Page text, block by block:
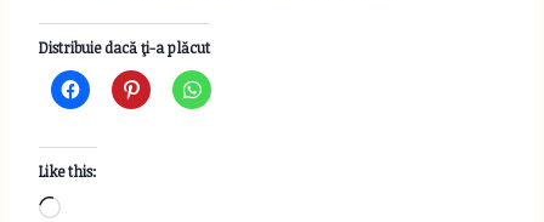
Distribuie dacă ţi-a plăcut
Like this:
Loading…